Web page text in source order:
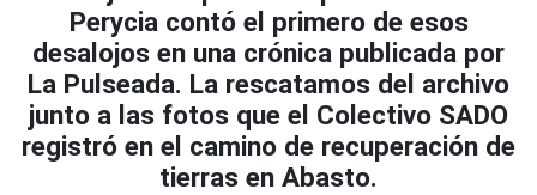
Perycia contó el primero de esos
desalojos en una crónica publicada por
La Pulseada. La rescatamos del archivo
junto a las fotos que el Colectivo SADO
registró en el camino de recuperación de
tierras en Abasto.